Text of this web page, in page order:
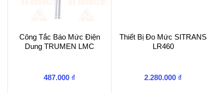
Công Tắc Báo Mức Điện
Dung TRUMEN LMC
487.000 ₫
Thiết Bị Đo Mức SITRANS
LR460
2.280.000 ₫